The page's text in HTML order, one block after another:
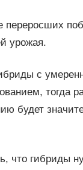
переросших
урожая.
с
тогда
будет
что гибриды